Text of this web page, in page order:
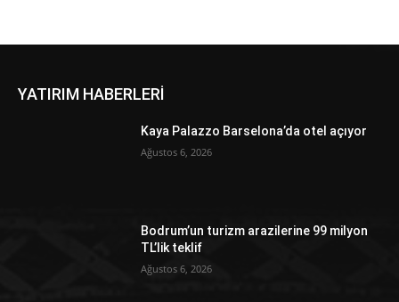
YATIRIM HABERLERİ
Kaya Palazzo Barselona’da otel açıyor
Ağustos 6, 2026
Bodrum’un turizm arazilerine 99 milyon
TL’lik teklif
Ağustos 6, 2026